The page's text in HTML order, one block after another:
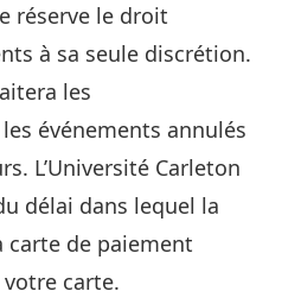
réserve le droit
à sa seule discrétion.
les
événements annulés
L’Université Carleton
délai dans lequel la
carte de paiement
votre carte.